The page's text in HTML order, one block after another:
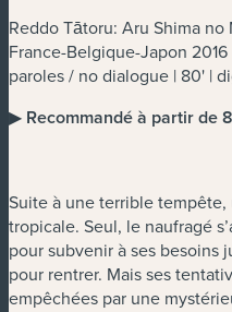
Reddo Tātoru: Aru Shima
France-Belgique-Japon
paroles / no dialogue | 80' |
▶ Recommandé à partir de
Suite à une terrible
tropicale. Seul, le naufragé
pour subvenir à ses besoins
pour rentrer. Mais ses
empêchées par une